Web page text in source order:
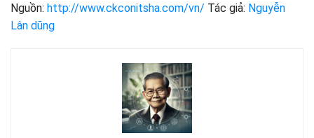
Nguồn: http://www.ckconitsha.com/vn/ Tác giả: Nguyễn
Lân dũng